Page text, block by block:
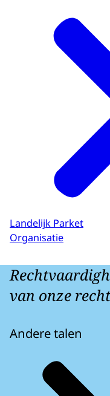
Landelijk Parket
Organisatie
van onze
Andere talen